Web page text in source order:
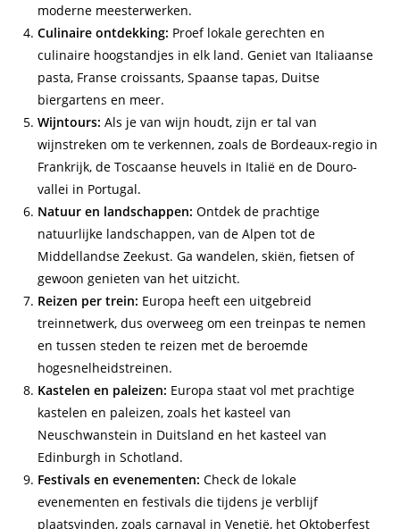
moderne meesterwerken.
Culinaire ontdekking: Proef lokale gerechten en
culinaire hoogstandjes in elk land. Geniet van Italiaanse
pasta, Franse croissants, Spaanse tapas, Duitse
biergartens en meer.
Wijntours: Als je van wijn houdt, zijn er tal van
wijnstreken om te verkennen, zoals de Bordeaux-regio in
Frankrijk, de Toscaanse heuvels in Italië en de Douro-
vallei in Portugal.
Natuur en landschappen: Ontdek de prachtige
natuurlijke landschappen, van de Alpen tot de
Middellandse Zeekust. Ga wandelen, skiën, fietsen of
gewoon genieten van het uitzicht.
Reizen per trein: Europa heeft een uitgebreid
treinnetwerk, dus overweeg om een treinpas te nemen
en tussen steden te reizen met de beroemde
hogesnelheidstreinen.
Kastelen en paleizen: Europa staat vol met prachtige
kastelen en paleizen, zoals het kasteel van
Neuschwanstein in Duitsland en het kasteel van
Edinburgh in Schotland.
Festivals en evenementen: Check de lokale
evenementen en festivals die tijdens je verblijf
plaatsvinden, zoals carnaval in Venetië, het Oktoberfest